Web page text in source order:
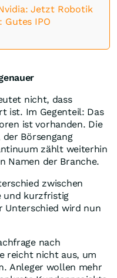
Jetzt Robotik
Gutes IPO
nicht, dass
ist. Im Gegenteil: Das
ist vorhanden. Die
Börsengang
zählt weiterhin
Namen der Branche.
zwischen
und kurzfristig
Unterschied wird nun
nach
reicht nicht aus, um
Anleger wollen mehr